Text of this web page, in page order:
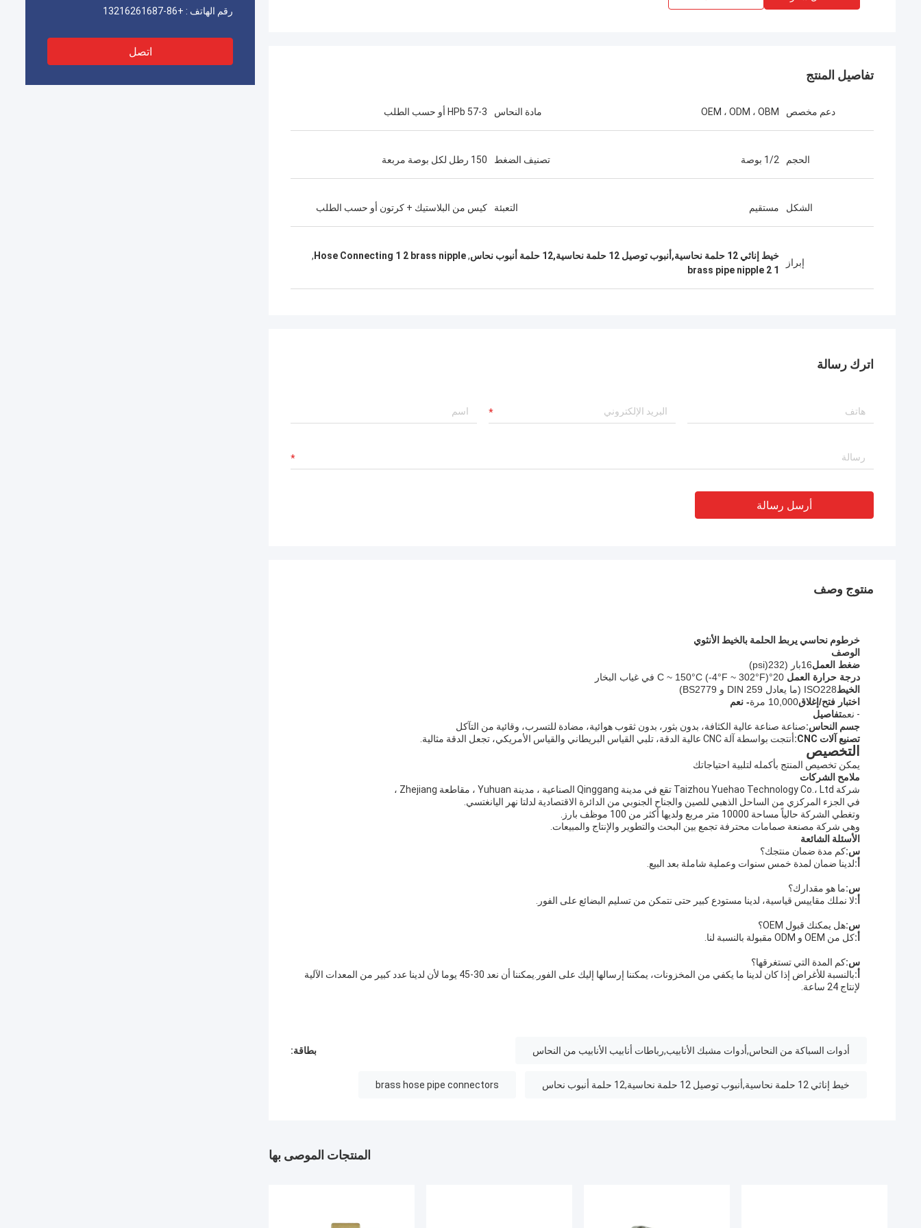
رقم الهاتف : +86-13216261687
اتصل
تفاصيل المنتج
دعم مخصص OEM ، ODM ، OBM مادة النحاس HPb 57-3 أو حسب الطلب
الحجم 1/2 بوصة تصنيف الضغط 150 رطل لكل بوصة مربعة
الشكل مستقيم التعبئة كيس من البلاستيك + كرتون أو حسب الطلب
إبراز
خيط إناثي 12 حلمة نحاسية,أنبوب توصيل 12 حلمة نحاسية,12 حلمة أنبوب نحاس ,
Hose Connecting 1 2 brass nipple
,
1 2 brass pipe nipple
اترك رسالة
أرسل رسالة
منتوج وصف
خرطوم نحاسي يربط الحلمة بالخيط الأنثوي
الوصف
ضغط العمل16بار ( 232
(psi)
درجة حرارة العمل 20°C ~ 150°C (-4°F ~ 302°F) في غياب البخار
الخيطISO228 (ما يعادل DIN 259 و BS2779)
اختبار فتح/إغلاق10,000 مرة
- نعم
- نعمتفاصيل
جسم النحاس:صناعة صناعة عالية الكثافة، بدون بثور، بدون ثقوب هوائية، مضادة للتسرب، وقائية من التآكل
تصنيع آلات CNC:
أنتجت بواسطة آلة CNC عالية الدقة، تلبي القياس البريطاني والقياس الأمريكي، تجعل الدقة مثالية.
التخصيص
يمكن تخصيص المنتج بأكمله لتلبية احتياجاتك
ملامح الشركات
شركة Taizhou Yuehao Technology Co.، Ltd تقع في مدينة Qinggang الصناعية ، مدينة Yuhuan ، مقاطعة Zhejiang ،
في الجزء المركزي من الساحل الذهبي للصين والجناح الجنوبي من الدائرة الاقتصادية لدلتا نهر اليانغتسي.
وتغطي الشركة حالياً مساحة 10000 متر مربع ولديها أكثر من 100 موظف بارز.
وهي شركة مصنعة صمامات محترفة تجمع بين البحث والتطوير والإنتاج والمبيعات.
الأسئلة الشائعة
س:كم مدة ضمان منتجك؟
أ:لدينا ضمان لمدة خمس سنوات وعملية شاملة بعد البيع.
س:ما هو مقدارك؟
أ:لا نملك مقاييس قياسية، لدينا مستودع كبير حتى نتمكن من تسليم البضائع على الفور.
س:هل يمكنك قبول OEM؟
أ:كل من OEM و ODM مقبولة بالنسبة لنا.
س:كم المدة التي تستغرقها؟
أ:
بالنسبة للأغراض إذا كان لدينا ما يكفي من المخزونات، يمكننا إرسالها إليك على الفور.يمكننا أن نعد 30-45 يوما لأن لدينا عدد كبير من المعدات الآلية
لإنتاج 24 ساعة.
بطاقة: أدوات السباكة من النحاس,أدوات مشبك الأنابيب,رباطات أنابيب الأنابيب من النحاس
خيط إناثي 12 حلمة نحاسية,أنبوب توصيل 12 حلمة نحاسية,12 حلمة أنبوب نحاس brass hose pipe connectors
المنتجات الموصى بها